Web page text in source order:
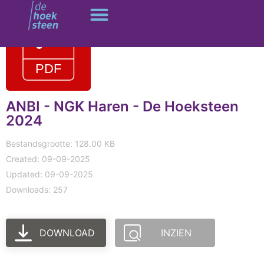
inhoud
ANBI - NGK Haren - De Hoeksteen
2024
Bestandsgrootte: 128.00 KB
Created: 09-09-2025
Updated: 09-09-2025
Downloads: 257
DOWNLOAD INZIEN